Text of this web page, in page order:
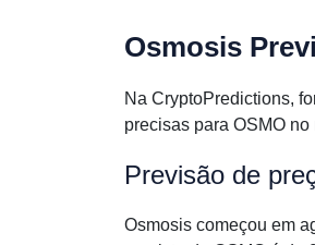
Osmosis
Na CryptoPredictions,
precisas para OSMO
Previsão de
Osmosis começou em